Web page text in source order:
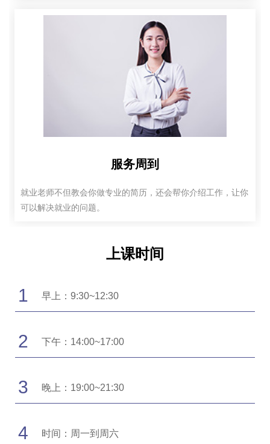
服务周到
就业老师不但教会你做专业的简历，还会帮你介绍工作，让你
可以解决就业的问题。
上课时间
1 早上：9:30~12:30
2 下午：14:00~17:00
3 晚上：19:00~21:30
4 时间：周一到周六